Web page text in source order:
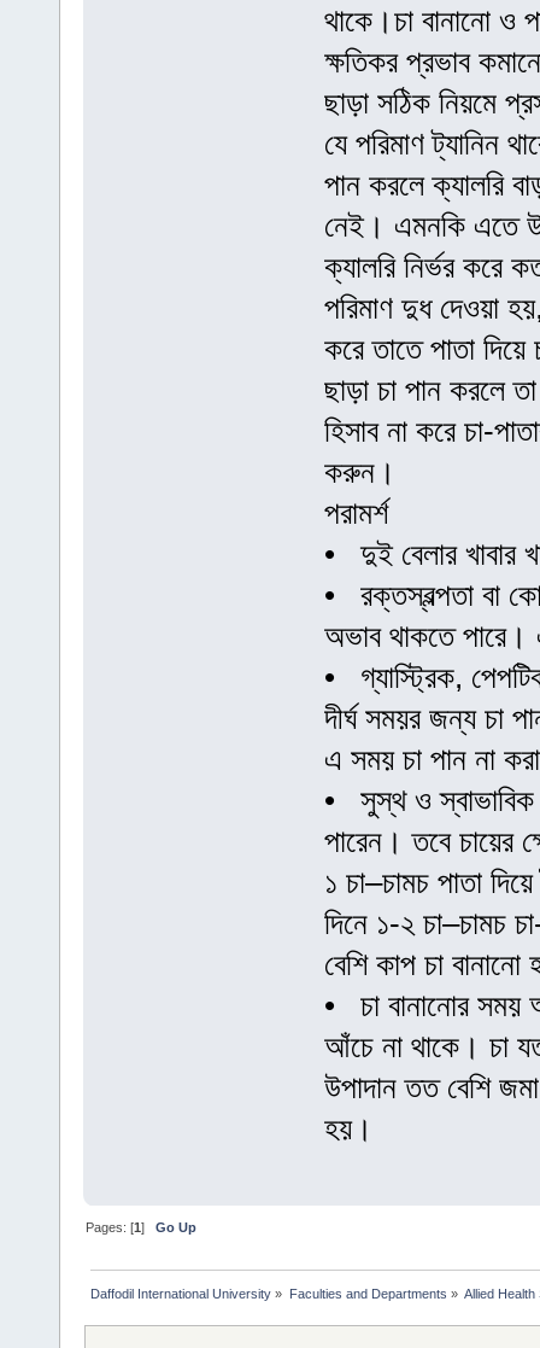
থাকে।চা বানানো ও
ক্ষতিকর প্রভাব
ছাড়া সঠিক নিয়মে
যে পরিমাণ ট্যানিন
পান করলে ক্যালরি
নেই। এমনকি এতে
ক্যালরি নির্ভর করে
পরিমাণ দুধ দেওয়া
করে তাতে পাতা
ছাড়া চা পান করলে
হিসাব না করে চা-
করুন।
পরামর্শ
• দুই বেলার খাবার
• রক্তস্বল্পতা বা
অভাব থাকতে পারে।
• গ্যাস্ট্রিক,
দীর্ঘ সময়র জন্য চা
এ সময় চা পান না
• সুস্থ ও স্বাভাবিক
পারেন। তবে চায়ের
১ চা–চামচ পাতা
দিনে ১-২ চা–চামচ
বেশি কাপ চা
• চা বানানোর সময়
আঁচে না থাকে। চা
উপাদান তত বেশি
হয়।
Pages: [1]Go Up
Daffodil International University » Faculties and Departments » Allied Health